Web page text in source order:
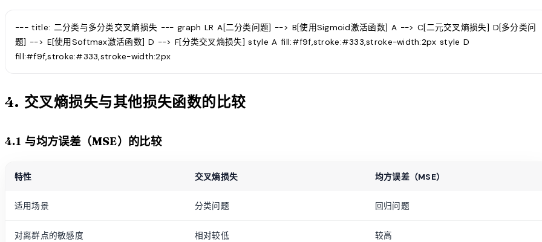
--- title: 二分类与多分类交叉熵损失 --- graph LR A[二分类问题] --> B[使用Sigmoid激活函数] A --> C[二元交叉熵损失] D[多分类问
题] --> E[使用Softmax激活函数] D --> F[分类交叉熵损失] style A fill:#f9f,stroke:#333,stroke-width:2px style D
fill:#f9f,stroke:#333,stroke-width:2px
4. 交叉熵损失与其他损失函数的比较
4.1 与均方误差（MSE）的比较
特性 交叉熵损失 均方误差（MSE）
适用场景 分类问题 回归问题
对离群点的敏感度 相对较低 较高